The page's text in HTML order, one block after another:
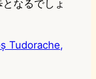
なるでしょ
Tudorache,